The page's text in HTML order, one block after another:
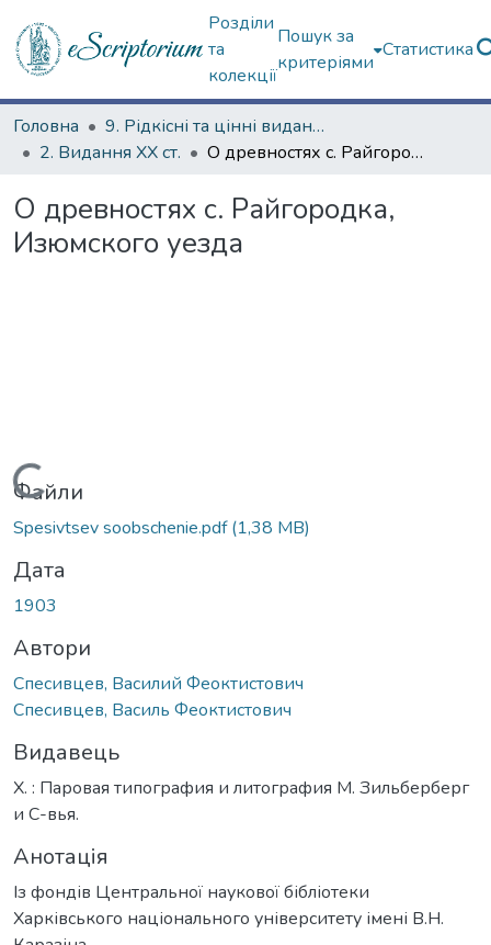
Розділи
та
колекції
Пошук за
критеріями
Статистика
Головна
9. Рідкісні та цінні видання
2. Видання ХХ ст.
О древностях с. Райгородка, Изюмского уезда
О древностях с. Райгородка,
Изюмского уезда
Вантажиться...
Файли
Spesivtsev soobschenie.pdf(1,38 MB)
Дата
1903
Автори
Спесивцев, Василий Феоктистович
Спесивцев, Василь Феоктистович
Видавець
Х. : Паровая типография и литография М. Зильберберг
и С-вья.
Анотація
Із фондів Центральної наукової бібліотеки
Харківського національного університету імені В.Н.